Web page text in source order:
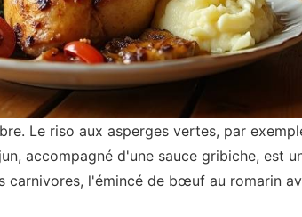
Le riso aux asperges vertes, par
accompagné d'une sauce gribiche, est
carnivores, l'émincé de bœuf au romarin